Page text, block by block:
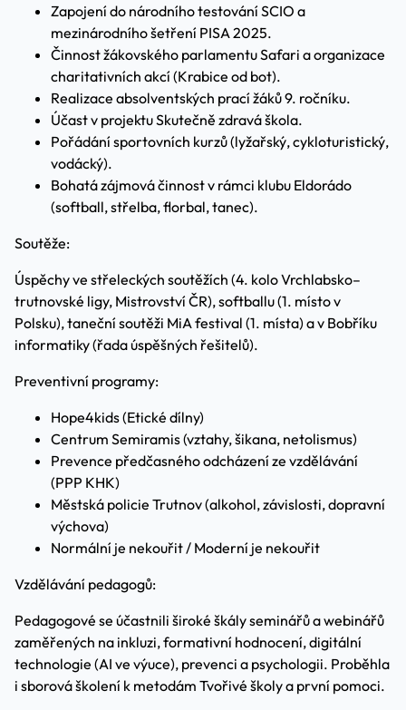
Zapojení do národního testování SCIO a
mezinárodního šetření PISA 2025.
Činnost žákovského parlamentu Safari a organizace
charitativních akcí (Krabice od bot).
Realizace absolventských prací žáků 9. ročníku.
Účast v projektu Skutečně zdravá škola.
Pořádání sportovních kurzů (lyžařský, cykloturistický,
vodácký).
Bohatá zájmová činnost v rámci klubu Eldorádo
(softball, střelba, florbal, tanec).
Soutěže:
Úspěchy ve střeleckých soutěžích (4. kolo Vrchlabsko–
trutnovské ligy, Mistrovství ČR), softballu (1. místo v
Polsku), taneční soutěži MiA festival (1. místa) a v Bobříku
informatiky (řada úspěšných řešitelů).
Preventivní programy:
Hope4kids (Etické dílny)
Centrum Semiramis (vztahy, šikana, netolismus)
Prevence předčasného odcházení ze vzdělávání
(PPP KHK)
Městská policie Trutnov (alkohol, závislosti, dopravní
výchova)
Normální je nekouřit / Moderní je nekouřit
Vzdělávání pedagogů:
Pedagogové se účastnili široké škály seminářů a webinářů
zaměřených na inkluzi, formativní hodnocení, digitální
technologie (AI ve výuce), prevenci a psychologii. Proběhla
i sborová školení k metodám Tvořivé školy a první pomoci.